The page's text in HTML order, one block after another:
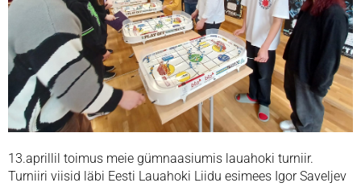
13.aprillil toimus meie gümnaasiumis lauahoki turniir.
Turniiri viisid läbi Eesti Lauahoki Liidu esimees Igor Saveljev